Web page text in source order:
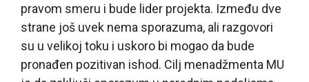
pravom smeru i bude lider projekta. Između dve
strane još uvek nema sporazuma, ali razgovori
su u velikoj toku i uskoro bi mogao da bude
pronađen pozitivan ishod. Cilj menadžmenta MU